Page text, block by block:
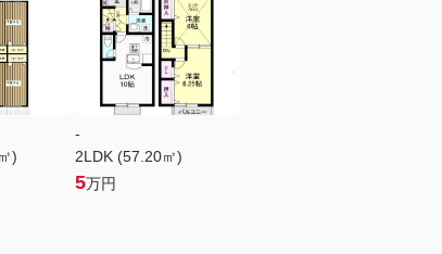
)
-
2LDK (57.20㎡)
5万円